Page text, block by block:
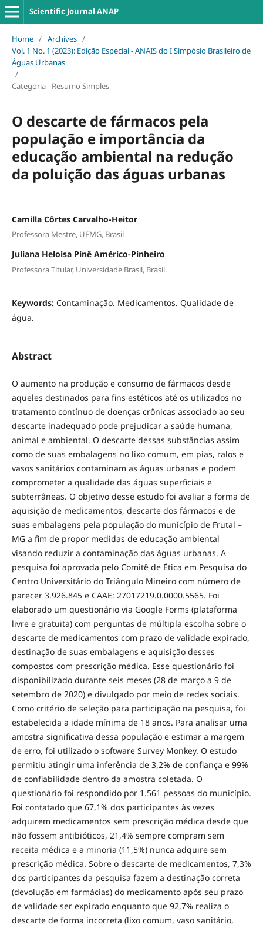
Scientific Journal ANAP
Home / Archives /
Vol. 1 No. 1 (2023): Edição Especial - ANAIS do I Simpósio Brasileiro de
Águas Urbanas
/
Categoria - Resumo Simples
O descarte de fármacos pela
população e importância da
educação ambiental na redução
da poluição das águas urbanas
Camilla Côrtes Carvalho-Heitor
Professora Mestre, UEMG, Brasil
Juliana Heloisa Pinê Américo-Pinheiro
Professora Titular, Universidade Brasil, Brasil.
Keywords: Contaminação. Medicamentos. Qualidade de
água.
Abstract
O aumento na produção e consumo de fármacos desde
aqueles destinados para fins estéticos até os utilizados no
tratamento contínuo de doenças crônicas associado ao seu
descarte inadequado pode prejudicar a saúde humana,
animal e ambiental. O descarte dessas substâncias assim
como de suas embalagens no lixo comum, em pias, ralos e
vasos sanitários contaminam as águas urbanas e podem
comprometer a qualidade das águas superficiais e
subterrâneas. O objetivo desse estudo foi avaliar a forma de
aquisição de medicamentos, descarte dos fármacos e de
suas embalagens pela população do município de Frutal –
MG a fim de propor medidas de educação ambiental
visando reduzir a contaminação das águas urbanas. A
pesquisa foi aprovada pelo Comitê de Ética em Pesquisa do
Centro Universitário do Triângulo Mineiro com número de
parecer 3.926.845 e CAAE: 27017219.0.0000.5565. Foi
elaborado um questionário via Google Forms (plataforma
livre e gratuita) com perguntas de múltipla escolha sobre o
descarte de medicamentos com prazo de validade expirado,
destinação de suas embalagens e aquisição desses
compostos com prescrição médica. Esse questionário foi
disponibilizado durante seis meses (28 de março a 9 de
setembro de 2020) e divulgado por meio de redes sociais.
Como critério de seleção para participação na pesquisa, foi
estabelecida a idade mínima de 18 anos. Para analisar uma
amostra significativa dessa população e estimar a margem
de erro, foi utilizado o software Survey Monkey. O estudo
permitiu atingir uma inferência de 3,2% de confiança e 99%
de confiabilidade dentro da amostra coletada. O
questionário foi respondido por 1.561 pessoas do município.
Foi contatado que 67,1% dos participantes às vezes
adquirem medicamentos sem prescrição médica desde que
não fossem antibióticos, 21,4% sempre compram sem
receita médica e a minoria (11,5%) nunca adquire sem
prescrição médica. Sobre o descarte de medicamentos, 7,3%
dos participantes da pesquisa fazem a destinação correta
(devolução em farmácias) do medicamento após seu prazo
de validade ser expirado enquanto que 92,7% realiza o
descarte de forma incorreta (lixo comum, vaso sanitário,